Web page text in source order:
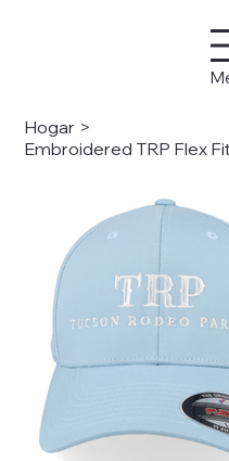
Hogar >
Embroidered TRP Flex